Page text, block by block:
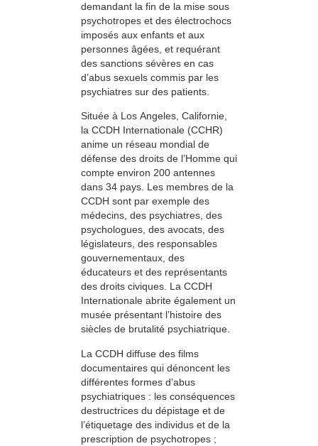
demandant la fin de la mise sous
psychotropes et des électrochocs
imposés aux enfants et aux
personnes âgées, et requérant
des sanctions sévères en cas
d’abus sexuels commis par les
psychiatres sur des patients.
Située à Los Angeles, Californie,
la CCDH Internationale (CCHR)
anime un réseau mondial de
défense des droits de l’Homme qui
compte environ 200 antennes
dans 34 pays. Les membres de la
CCDH sont par exemple des
médecins, des psychiatres, des
psychologues, des avocats, des
législateurs, des responsables
gouvernementaux, des
éducateurs et des représentants
des droits civiques. La CCDH
Internationale abrite également un
musée présentant l’histoire des
siècles de brutalité psychiatrique.
La CCDH diffuse des films
documentaires qui dénoncent les
différentes formes d’abus
psychiatriques : les conséquences
destructrices du dépistage et de
l’étiquetage des individus et de la
prescription de psychotropes ;